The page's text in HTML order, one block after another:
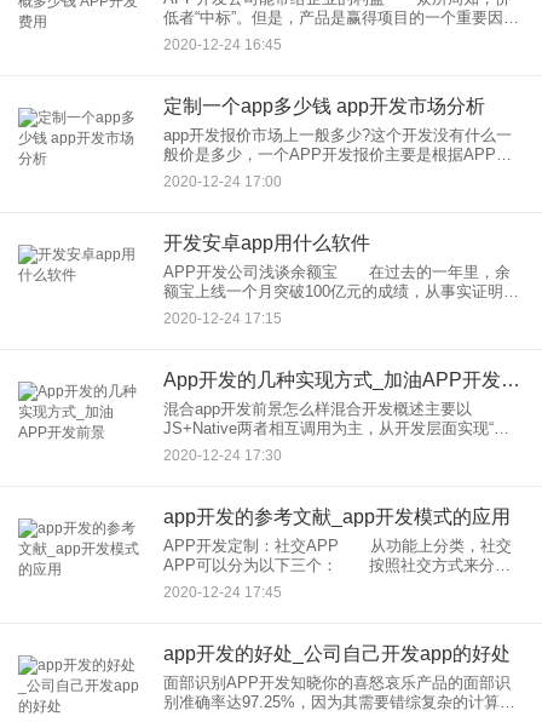
低者“中标”。但是，产品是赢得项目的一个重要因
素，而影响这个重要因素的因子，却是那些专业的
APP开发高科技人才。“所以，不能从人力成本上来
2020-12-24 16:45
定制一个app多少钱 app开发市场分析
app开发报价市场上一般多少?这个开发没有什么一
般价是多少，一个APP开发报价主要是根据APP的
功能多少、难易程度来进行评估的，说再简单一
些，就是指工作量，根据工作量来报价，就比如
2020-12-24 17:00
开发安卓app用什么软件
APP开发公司浅谈余额宝 在过去的一年里，余
额宝上线一个月突破100亿元的成绩，从事实证明，
APP开发公司应用公园表示，已作为根据地，同样
的也将会在像余额宝那样的淘金浪潮里被分到一份
2020-12-24 17:15
App开发的几种实现方式_加油APP开发前景
混合app开发前景怎么样混合开发概述主要以
JS+Native两者相互调用为主，从开发层面实现“一
次开发，多处运行”的机制，成为真正适合跨平台的
开发。作用兼具了Native App良好用户体验的优势，
2020-12-24 17:30
app开发的参考文献_app开发模式的应用
APP开发定制：社交APP 从功能上分类，社交
APP可以分为以下三个： 按照社交方式来分可
以分为移动IM、SNS、LBS，按照关系方式来分可
以分为熟人社交、陌生社交，语音、 APP开发
2020-12-24 17:45
app开发的好处_公司自己开发app的好处
面部识别APP开发知晓你的喜怒哀乐产品的面部识
别准确率达97.25%，因为其需要错综复杂的计算处